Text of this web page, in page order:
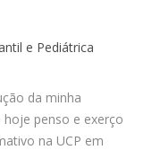
e Pediátrica
da minha
penso e exerço
na UCP em